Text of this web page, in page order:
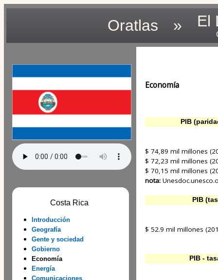
Oratlas » El
Costa Rica
Introducción
Geografía
Gente y sociedad
Gobierno
Economía
Energía
Comunicaciones
Economía
PIB
$ 74,89 mil millones
$ 72,23 mil millones
$ 70,15 mil millones
nota:
PIB
$ 52.9 mil millones
PIB -